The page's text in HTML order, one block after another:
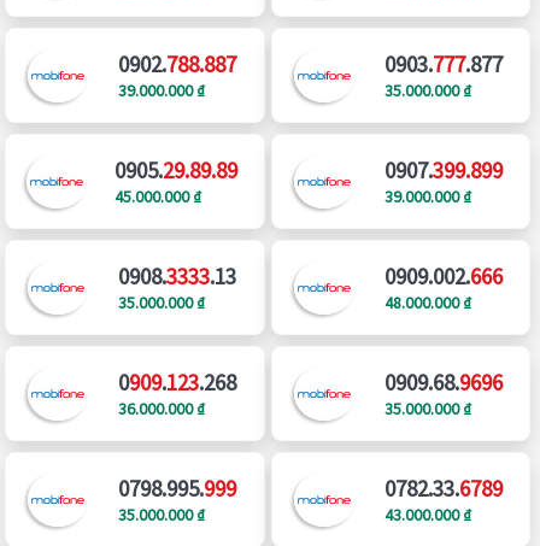
0902.788.887
39.000.000 ₫
0903.777.877
35.000.000 ₫
0905.29.89.89
45.000.000 ₫
0907.399.899
39.000.000 ₫
0908.3333.13
35.000.000 ₫
0909.002.666
48.000.000 ₫
0909.123.268
36.000.000 ₫
0909.68.9696
35.000.000 ₫
0798.995.999
35.000.000 ₫
0782.33.6789
43.000.000 ₫